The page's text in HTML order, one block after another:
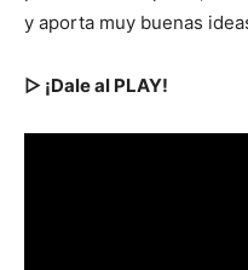
y aporta muy buenas
▷ ¡Dale al PLAY!